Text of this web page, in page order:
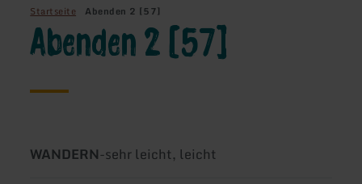
Startseite Abenden 2 [57]
Abenden 2 [57]
Art
WANDERN-Schwierigkeit:
sehr leicht, leicht